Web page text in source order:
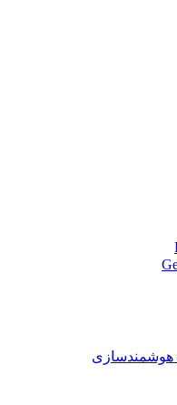
هوشمندسازی